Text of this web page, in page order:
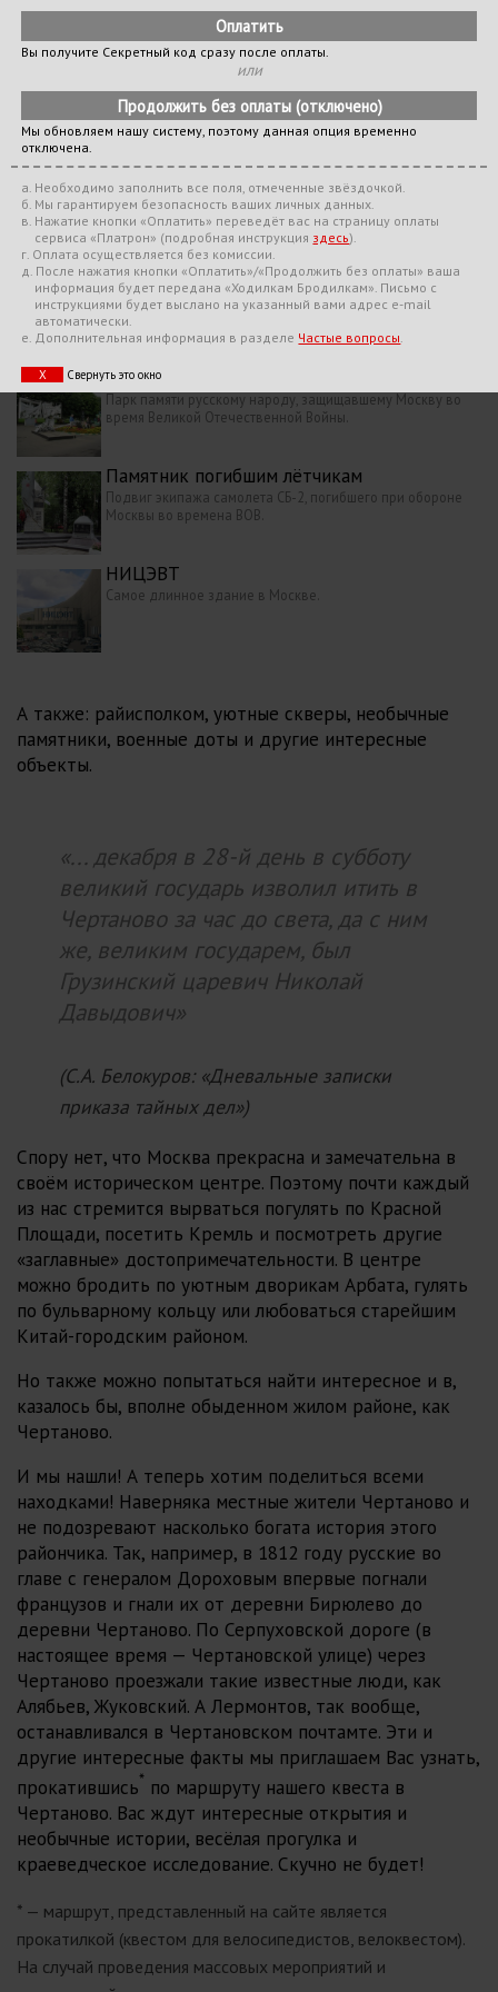
Вы получите Секретный код сразу после оплаты.
или
Мы обновляем нашу систему, поэтому данная опция временно
отключена.
a. Необходимо заполнить все поля, отмеченные звёздочкой.
б. Мы гарантируем безопасность ваших личных данных.
в. Нажатие кнопки «Оплатить» переведёт вас на страницу оплаты
сервиса «Платрон» (подробная инструкция здесь)
г. Оплата осуществляется без комиссии.
д. После нажатия кнопки «Оплатить»/«Продолжить без оплаты» ваша
информация будет передана «Ходилкам Бродилкам». Письмо с
инструкциями будет выслано на указанный вами адрес e-mail
автоматически.
е. Дополнительная информация в разделе Частые вопросы
Х Свернуть это окно
Велодорожки есть не везде. На маршруте имеются участки, где
велосипед придётся везти под руку. Все лестницы и подземные
переходы оборудованы пандусами.
Храм Державной Иконы
Старая деревянная церковь, со временем
преобразовавшаяся в небольшой храм.
Храм Троицы Живоначальной
Уютный бревенчатый храм, появившийся на этом месте в
2000-ых годах.
Парк Победы
Парк памяти русскому народу, защищавшему Москву во
время Великой Отечественной Войны.
Памятник погибшим лётчикам
Подвиг экипажа самолета СБ-2, погибшего при обороне
Москвы во времена ВОВ.
НИЦЭВТ
Самое длинное здание в Москве.
А также: райисполком, уютные скверы, необычные
памятники, военные доты и другие интересные
объекты.
«... декабря в 28-й день в субботу
великий государь изволил итить в
Чертаново за час до света, да с ним
же, великим государем, был
Грузинский царевич Николай
Давыдович»
(С.А. Белокуров: «Дневальные записки
приказа тайных дел»)
Спору нет, что Москва прекрасна и замечательна в
своём историческом центре. Поэтому почти каждый
из нас стремится вырваться погулять по Красной
Площади, посетить Кремль и посмотреть другие
«заглавные» достопримечательности. В центре
можно бродить по уютным дворикам Арбата, гулять
по бульварному кольцу или любоваться старейшим
Китай-городским районом.
Но также можно попытаться найти интересное и в,
казалось бы, вполне обыденном жилом районе, как
Чертаново.
И мы нашли! А теперь хотим поделиться всеми
находками! Наверняка местные жители Чертаново и
не подозревают насколько богата история этого
райончика. Так, например, в 1812 году русские во
главе с генералом Дороховым впервые погнали
французов и гнали их от деревни Бирюлево до
деревни Чертаново. По Серпуховской дороге (в
настоящее время — Чертановской улице) через
Чертаново проезжали такие известные люди, как
Алябьев, Жуковский. А Лермонтов, так вообще,
останавливался в Чертановском почтамте. Эти и
другие интересные факты мы приглашаем Вас узнать,
прокатившись* по маршруту нашего квеста в
Чертаново. Вас ждут интересные открытия и
необычные истории, весёлая прогулка и
краеведческое исследование. Скучно не будет!
* — маршрут, представленный на сайте является
прокатилкой (квестом для велосипедистов, велоквестом).
На случай проведения массовых мероприятий и